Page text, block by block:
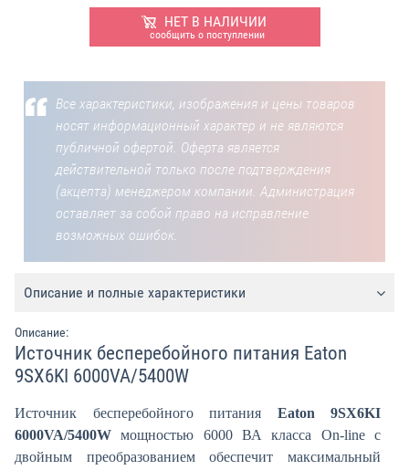
НЕТ В НАЛИЧИИ
сообщить о поступлении
Все характеристики, изображения и цены товаров
носят информационный характер и не являются
публичной офертой. Оферта является
действительной только после подтверждения
(акцепта) менеджером компании. Администрация
оставляет за собой право на исправление
возможных ошибок.
Описание и полные характеристики
Описание:
Источник бесперебойного питания Eaton
9SX6KI 6000VA/5400W
Источник бесперебойного питания Eaton 9SX6KI
6000VA/5400W мощностью 6000 ВА класса On-line c
двойным преобразованием обеспечит максимальный